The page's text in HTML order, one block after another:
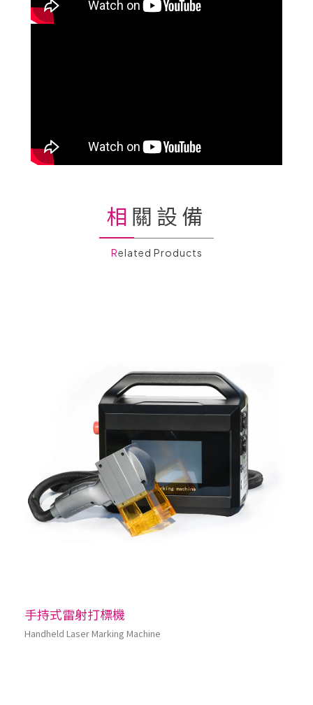
相關設備
Related Products
手持式雷射打標機
Handheld Laser Marking Machine